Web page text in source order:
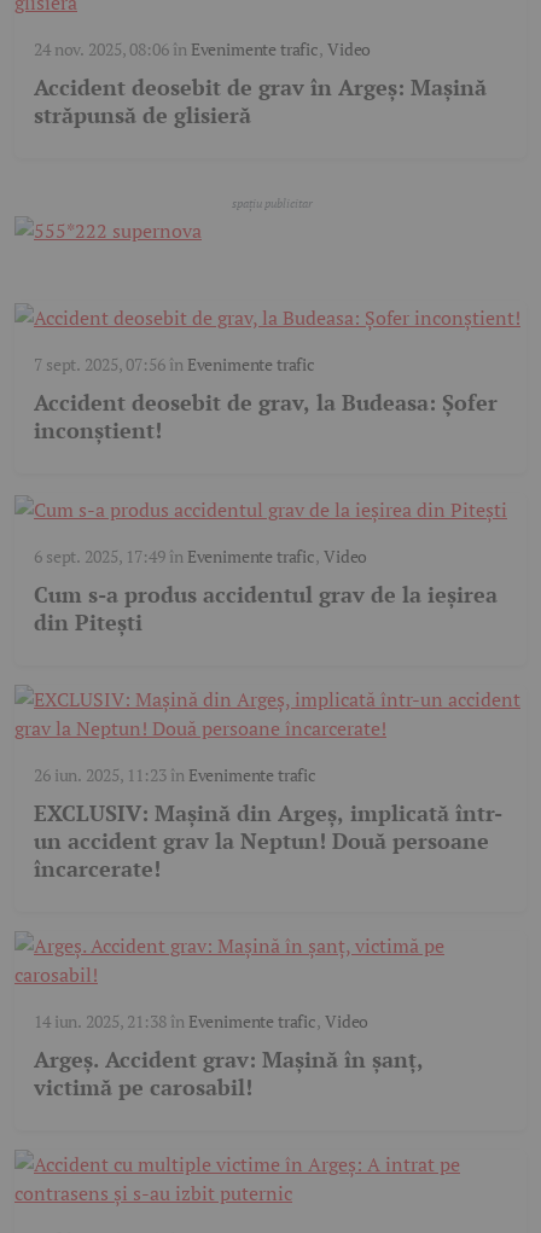
24 nov. 2025, 08:06în Evenimente trafic, Video
Accident deosebit de grav în Argeș: Mașină
străpunsă de glisieră
7 sept. 2025, 07:56în Evenimente trafic
Accident deosebit de grav, la Budeasa: Șofer
inconștient!
6 sept. 2025, 17:49în Evenimente trafic, Video
Cum s-a produs accidentul grav de la ieșirea
din Pitești
26 iun. 2025, 11:23în Evenimente trafic
EXCLUSIV: Mașină din Argeș, implicată într-
un accident grav la Neptun! Două persoane
încarcerate!
14 iun. 2025, 21:38în Evenimente trafic, Video
Argeș. Accident grav: Mașină în șanț,
victimă pe carosabil!